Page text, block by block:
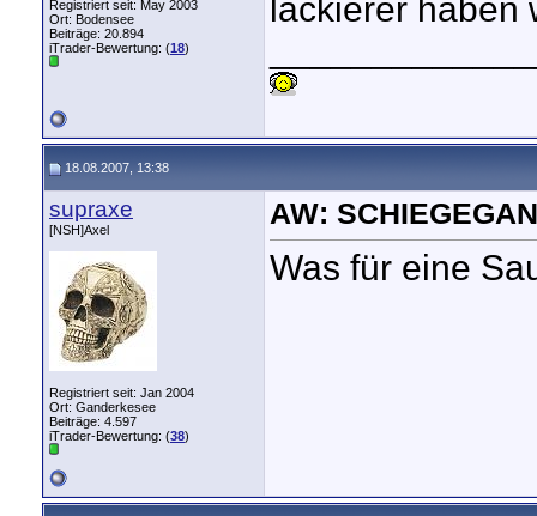
Registriert seit: May 2003
Ort: Bodensee
Beiträge: 20.894
iTrader-Bewertung: (18)
lackierer haben
18.08.2007, 13:38
supraxe
[NSH]Axel
Registriert seit: Jan 2004
Ort: Ganderkesee
Beiträge: 4.597
iTrader-Bewertung: (38)
AW:
Was für eine